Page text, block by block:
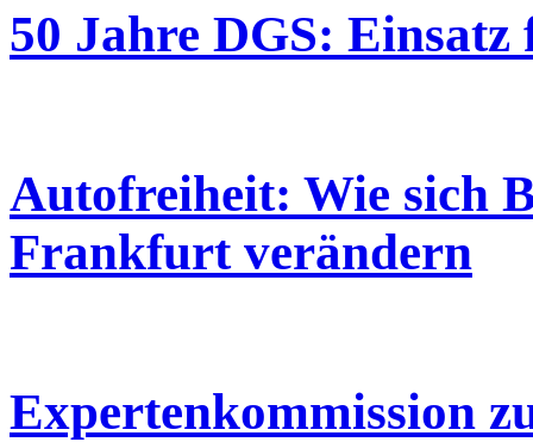
50 Jahre DGS:
Autofreiheit: Wie sich
Frankfurt verändern
Expertenkommission